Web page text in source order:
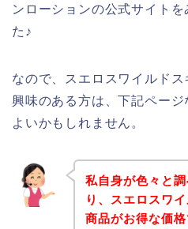
ンローションの公式サイト
た♪
なので、スエロスワイルド
興味のある方は、下記ペー
よいかもしれません。
私自身が色々と
り、スエロスワ
商品がお得な価